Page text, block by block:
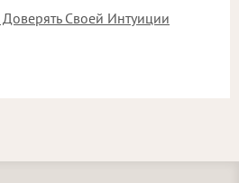
Своей Интуиции